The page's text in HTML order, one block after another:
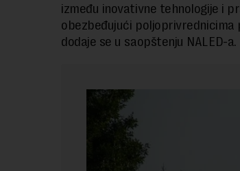
između inovativne tehnologije i
obezbeđujući
dodaje se u saopštenju NALED-a.